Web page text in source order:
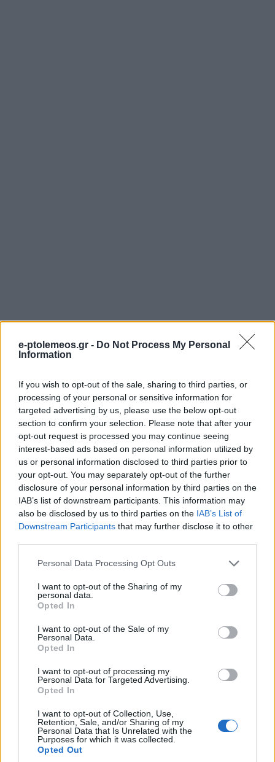
e-ptolemeos.gr - Do Not Process My Personal
Information
If you wish to opt-out of the sale, sharing to third parties, or
processing of your personal or sensitive information for
targeted advertising by us, please use the below opt-out
section to confirm your selection. Please note that after your
opt-out request is processed you may continue seeing
interest-based ads based on personal information utilized by
us or personal information disclosed to third parties prior to
your opt-out. You may separately opt-out of the further
disclosure of your personal information by third parties on the
IAB’s list of downstream participants. This information may
also be disclosed by us to third parties on the IAB’s List of
Downstream Participants that may further disclose it to other
Please note that this website/app uses one or more Google
not limited to your visit or usage behaviour. You may click to
grant or deny consent to Google and its third-party tags to
use your data for below specified purposes in below Google
consent section.
Personal Data Processing Opt Outs
I want to opt-out of the Sharing of my
personal data.
Opted In
I want to opt-out of the Sale of my
Personal Data.
Opted In
I want to opt-out of processing my
Personal Data for Targeted Advertising.
Opted In
I want to opt-out of Collection, Use,
Retention, Sale, and/or Sharing of my
Personal Data that Is Unrelated with the
Purposes for which it was collected.
Opted Out
ΜΟΥΣΙΚΈΣ ΕΠΙΛΟΓΈΣ
Οι μουσικές επιλογές
του e-ptolemeos.gr:
Julio Iglesias – Du Bist
Die Sonne In Meinen
Augen (1973)
5 Αυγούστου 2026, 9:00 μμ
ΤΟΠΙΚΉ ΕΠΙΚΑΙΡΌΤΗΤΑ
«Ταξίδι στο όνειρο»
με το trio Anima από
τον Μορφωτικό Όμιλο
Βελβεντού
5 Αυγούστου 2026, 8:34 μμ
ΑΘΛΗΤΙΚΆ
Γνωρίστε τους
φετινούς
Πρωταθλητές του ΓΑΣ
Εορδαίας: Κατερίνα
Φαρμάκη
5 Αυγούστου 2026, 8:02 μμ
ΠΡΟΤΆΣΕΙΣ
φυλλάδιο προσφορών
του super market
Πτολεμαΐδα –
Συμφέρει… λόγω
τιμής!